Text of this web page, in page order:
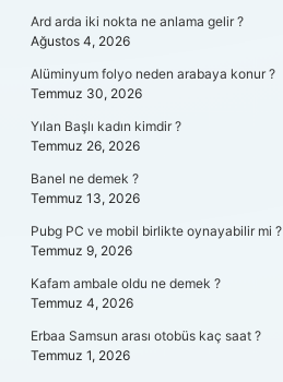
Ard arda iki nokta ne anlama gelir ?
Ağustos 4, 2026
Alüminyum folyo neden arabaya konur ?
Temmuz 30, 2026
Yılan Başlı kadın kimdir ?
Temmuz 26, 2026
Banel ne demek ?
Temmuz 13, 2026
Pubg PC ve mobil birlikte oynayabilir mi ?
Temmuz 9, 2026
Kafam ambale oldu ne demek ?
Temmuz 4, 2026
Erbaa Samsun arası otobüs kaç saat ?
Temmuz 1, 2026